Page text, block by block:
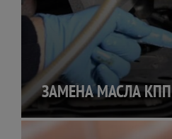
ЗАМЕНА МАСЛА КПП